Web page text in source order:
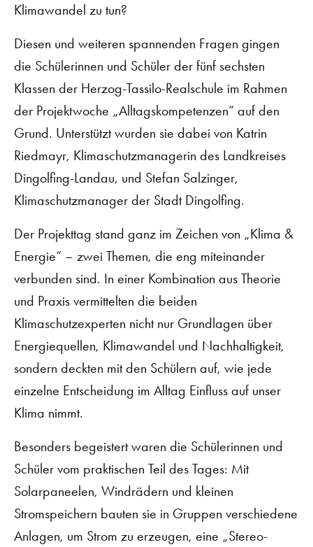
Klimawandel zu tun?
Diesen und weiteren spannenden Fragen gingen
die Schülerinnen und Schüler der fünf sechsten
Klassen der Herzog-Tassilo-Realschule im Rahmen
der Projektwoche „Alltagskompetenzen“ auf den
Grund. Unterstützt wurden sie dabei von Katrin
Riedmayr, Klimaschutzmanagerin des Landkreises
Dingolfing-Landau, und Stefan Salzinger,
Klimaschutzmanager der Stadt Dingolfing.
Der Projekttag stand ganz im Zeichen von „Klima &
Energie“ – zwei Themen, die eng miteinander
verbunden sind. In einer Kombination aus Theorie
und Praxis vermittelten die beiden
Klimaschutzexperten nicht nur Grundlagen über
Energiequellen, Klimawandel und Nachhaltigkeit,
sondern deckten mit den Schülern auf, wie jede
einzelne Entscheidung im Alltag Einfluss auf unser
Klima nimmt.
Besonders begeistert waren die Schülerinnen und
Schüler vom praktischen Teil des Tages: Mit
Solarpaneelen, Windrädern und kleinen
Stromspeichern bauten sie in Gruppen verschiedene
Anlagen, um Strom zu erzeugen, eine „Stereo-